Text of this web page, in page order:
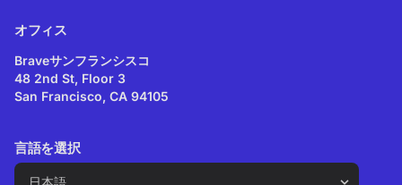
オフィス
Braveサンフランシスコ
48 2nd St, Floor 3
San Francisco, CA 94105
言語を選択